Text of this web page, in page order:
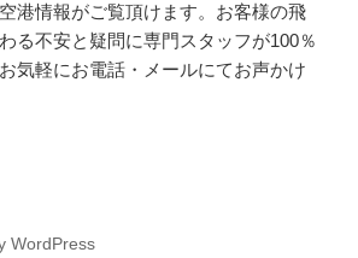
港情報がご覧頂けます。お客様の飛
る不安と疑問に専門スタッフが100％
気軽にお電話・メールにてお声かけ
WordPress